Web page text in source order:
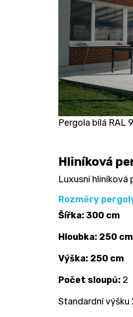
Pergola bílá RAL
Hliníková
Luxusní hliníková
Rozměry
Šířka: 300 cm
Hloubka: 250 cm
Výška: 250 cm
Počet sloupů: 2
Standardní výšku